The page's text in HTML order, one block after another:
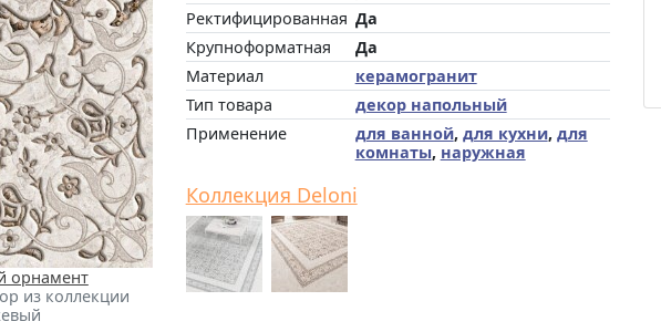
орнамент
из коллекции
Ректифицированная Да
Крупноформатная
Да
Материал
керамогранит
Тип товара
декор напольный
Применение
для ванной, для кухни, для
комнаты, наружная
Коллекция Deloni